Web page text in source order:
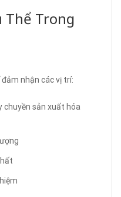
Thể Trong
nhận các vị trí:
chuyền sản xuất hóa